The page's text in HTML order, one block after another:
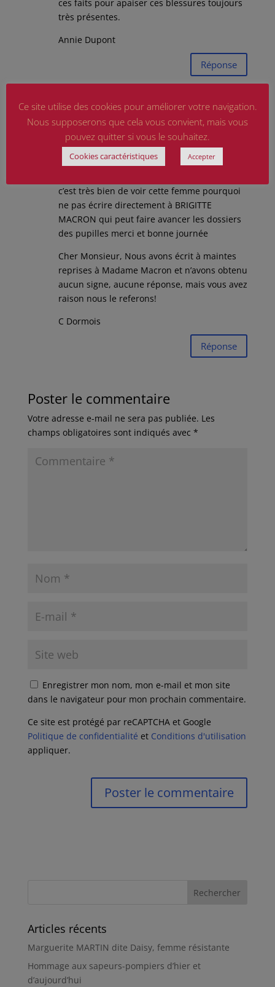
ces faits pour apaiser ces blessures toujours
très présentes.
Annie Dupont
Réponse
Christiane Dormois sur 6 février 2022 à 15
h 46 min
Jean Pierre JOLIOT
11:29 (il y a 4 heures)
À moi
c’est très bien de voir cette femme pourquoi
ne pas écrire directement à BRIGITTE
MACRON qui peut faire avancer les dossiers
des pupilles merci et bonne journée
Cher Monsieur, Nous avons écrit à maintes
reprises à Madame Macron et n’avons obtenu
aucun signe, aucune réponse, mais vous avez
raison nous le referons!
C Dormois
Réponse
Poster le commentaire
Votre adresse e-mail ne sera pas publiée. Les
champs obligatoires sont indiqués avec *
Enregistrer mon nom, mon e-mail et mon site
dans le navigateur pour mon prochain commentaire.
Ce site est protégé par reCAPTCHA et Google
Politique de confidentialité et Conditions d'utilisation
appliquer.
Articles récents
Marguerite MARTIN dite Daisy, femme résistante
Hommage aux sapeurs-pompiers d’hier et
d’aujourd’hui
Ce site utilise des cookies pour améliorer votre navigation.
Nous supposerons que cela vous convient, mais vous
pouvez quitter si vous le souhaitez.
Cookies caractéristiques Accepter